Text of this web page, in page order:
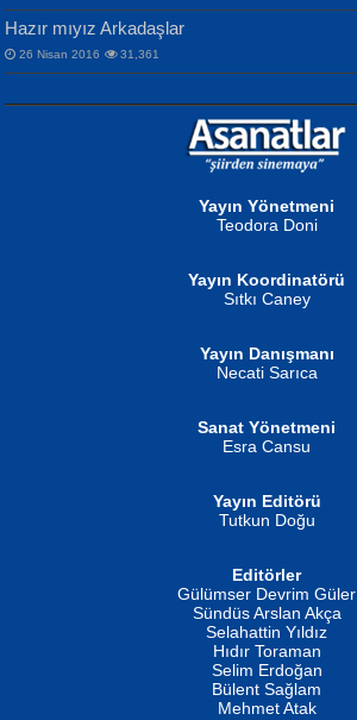
NURAN KÖSE BAYDAR
İSMAİL OKUTAN
Erkeklerin Kahrolması Ne Demektir
Ben Deniz Değilim ki...
Evvel Zaman Tanrıçası...
Hazır mıyız Arkadaşlar
26 Nisan 2016 31,361
Yayın Yönetmeni
Teodora Doni
Yayın Koordinatörü
Sıtkı Caney
Yayın Danışmanı
Necati Sarıca
Sanat Yönetmeni
Esra Cansu
Yayın Editörü
Tutkun Doğu
Editörler
Gülümser Devrim Güler
Sündüs Arslan Akça
Selahattin Yıldız
Hıdır Toraman
Selim Erdoğan
Bülent Sağlam
Mehmet Atak